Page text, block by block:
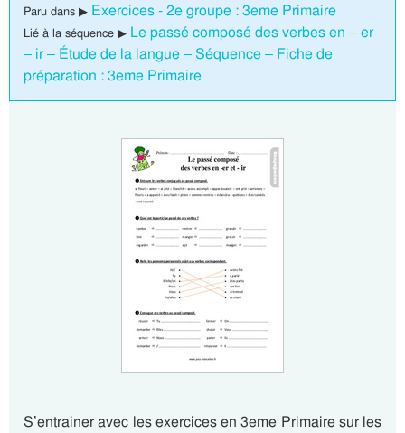
Paru dans ▶ Exercices - 2e groupe : 3eme Primaire
Lié à la séquence ▶ Le passé composé des verbes en – er
– ir – Étude de la langue – Séquence – Fiche de
préparation : 3eme Primaire
S’entrainer avec les exercices en 3eme Primaire sur les